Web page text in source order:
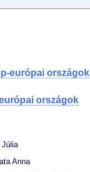
európai országok
országok
Júlia
Anna